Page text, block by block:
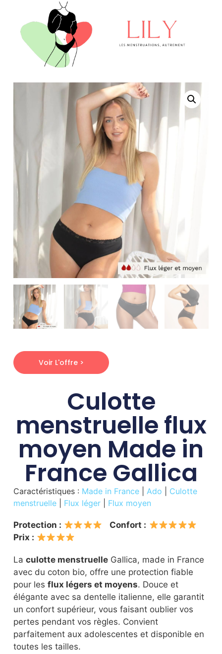
Culotte
menstruelle flux
moyen Made in
France Gallica
Caractéristiques : Made in France| Ado
Culotte
menstruelle| Flux léger| Flux moyen
Protection :
Confort :
Prix :
La culotte menstruelleGallica, made in France
avec du coton bio, offre une protection fiable
pour les flux légers et moyens. Douce et
élégante avec sa dentelle italienne, elle garantit
un confort supérieur, vous faisant oublier vos
pertes pendant vos règles. Convient
parfaitement aux adolescentes et disponible en
toutes les tailles.
Voir L'offre >